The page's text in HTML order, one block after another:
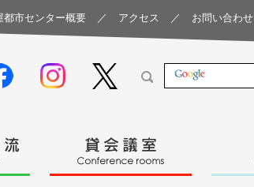
都市センター概要 ／ アクセス ／ お問い合わせ